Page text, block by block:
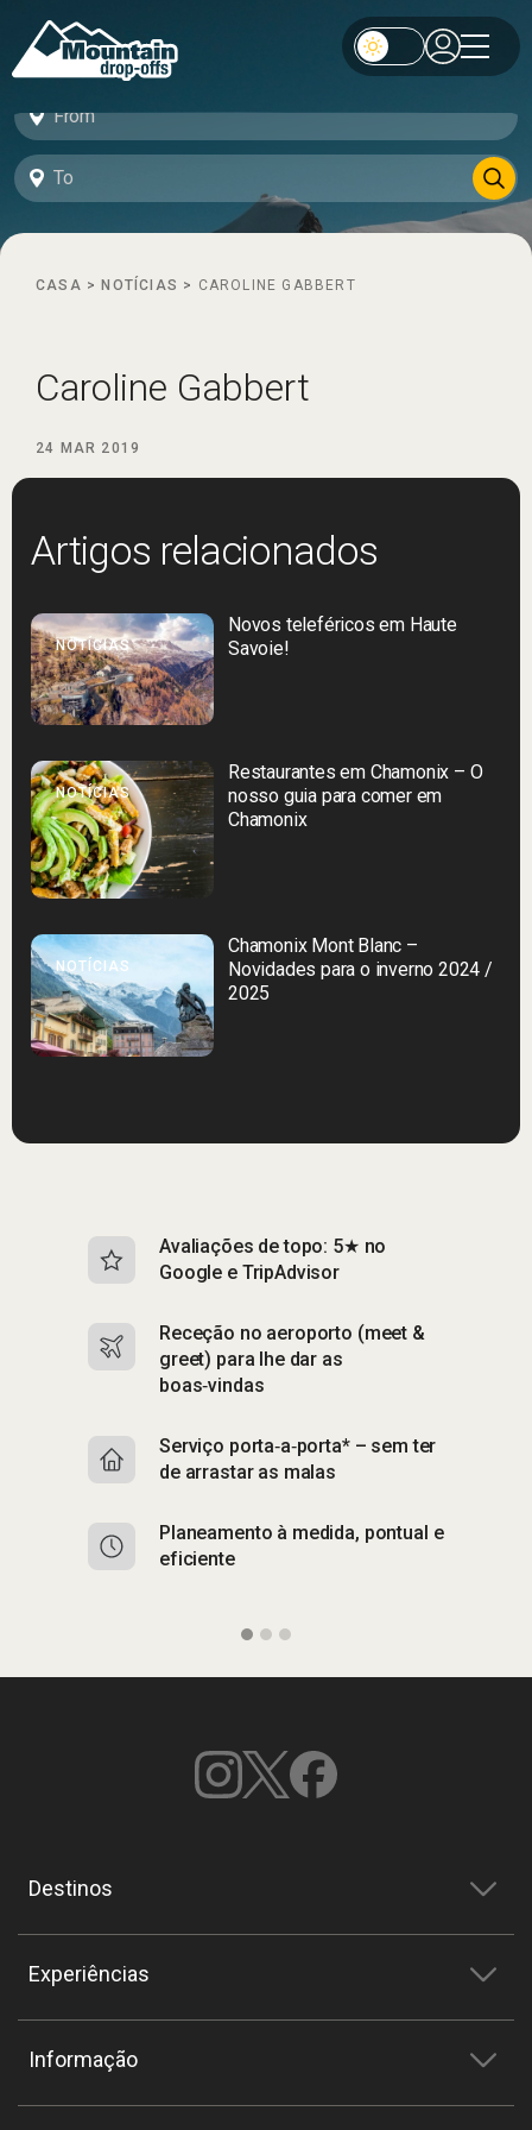
CASA > NOTÍCIAS > CAROLINE GABBERT
Caroline Gabbert
24 MAR 2019
Artigos relacionados
NOTÍCIAS
Novos teleféricos em Haute
Savoie!
NOTÍCIAS
Restaurantes em Chamonix – O
nosso guia para comer em
Chamonix
NOTÍCIAS
Chamonix Mont Blanc –
Novidades para o inverno 2024 /
2025
Avaliações de topo: 5★ no
Google e TripAdvisor
Receção no aeroporto (meet &
greet) para lhe dar as
boas‑vindas
Serviço porta‑a‑porta* – sem ter
de arrastar as malas
Planeamento à medida, pontual e
eficiente
Destinos
Experiências
Informação